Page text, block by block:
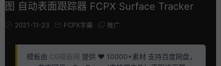
图 自动表面跟踪器 FCPX Surface Tracker
2021-11-23 FCPX字幕 推广
模板由 CG模板网 提供 ❤️ 10000+素材 支持百度网盘，